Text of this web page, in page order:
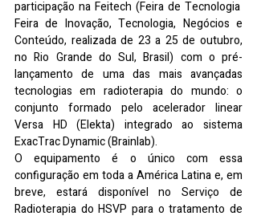
participação na Feitech (Feira de Tecnologia
Feira de Inovação, Tecnologia, Negócios e
Conteúdo, realizada de 23 a 25 de outubro,
no Rio Grande do Sul, Brasil) com o pré-
lançamento de uma das mais avançadas
tecnologias em radioterapia do mundo: o
conjunto formado pelo acelerador linear
Versa HD (Elekta) integrado ao sistema
ExacTrac Dynamic (Brainlab).
O equipamento é o único com essa
configuração em toda a América Latina e, em
breve, estará disponível no Serviço de
Radioterapia do HSVP para o tratamento de